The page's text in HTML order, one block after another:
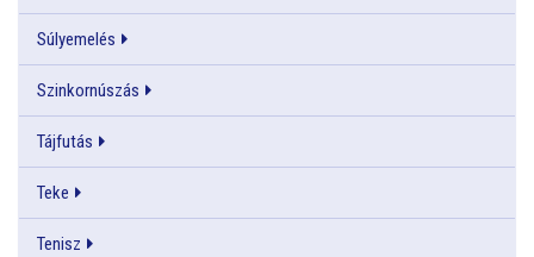
Súlyemelés
Szinkornúszás
Tájfutás
Teke
Tenisz